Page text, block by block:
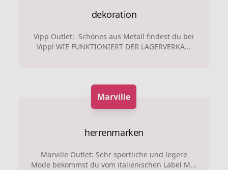
dekoration
Vipp Outlet: Schönes aus Metall findest du bei
Vipp! WIE FUNKTIONIERT DER LAGERVERKA...
Marville
herrenmarken
Marville Outlet: Sehr sportliche und legere
Mode bekommst du vom italienischen Label M...